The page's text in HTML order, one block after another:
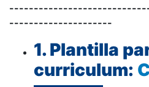
---------------------
1. Plantilla
curriculum: